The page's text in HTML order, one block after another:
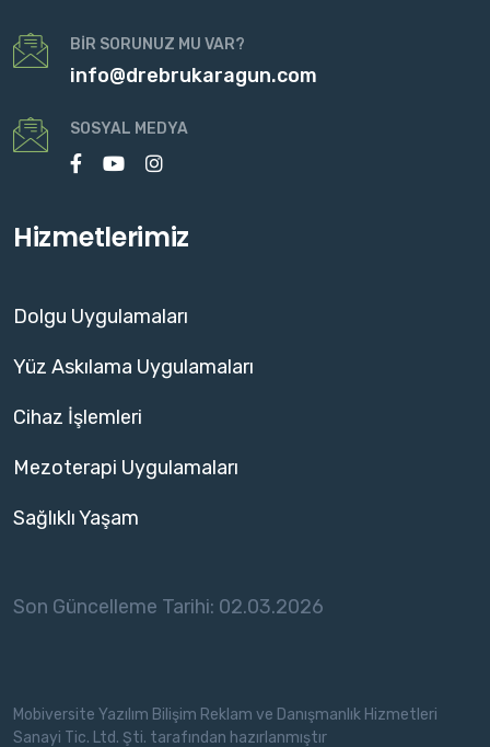
BIR SORUNUZ MU VAR?
info@drebrukaragun.com
SOSYAL MEDYA
Hizmetlerimiz
Dolgu Uygulamaları
Yüz Askılama Uygulamaları
Cihaz İşlemleri
Mezoterapi Uygulamaları
Sağlıklı Yaşam
Son Güncelleme Tarihi: 02.03.2026
Mobiversite Yazılım Bilişim Reklam ve Danışmanlık Hizmetleri
Sanayi Tic. Ltd. Şti. tarafından hazırlanmıştır